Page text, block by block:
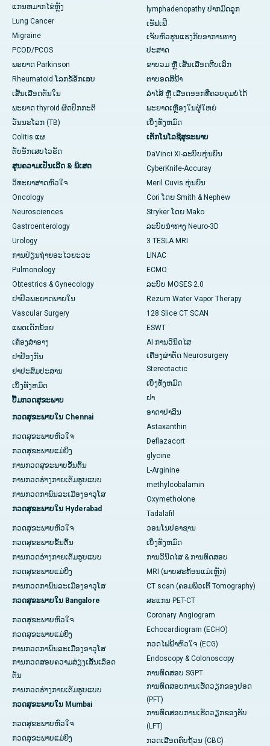
ແກນ​ຫມາກ​ໄຂ່​ຫຼັງ
Lung Cancer
Migraine
PCOD/PCOS
ພະຍາດ Parkinson
Rheumatoid ໂລກຂໍ້ອັກເສບ
ເສັ້ນເລືອດຕັນໃນ
ພະຍາດ thyroid ຜິດປົກກະຕິ
ວັນນະໂລກ (TB)
Colitis ແຜ
ຕັບອັກເສບໄວຣັດ
ສູນຄວາມເປັນເລີດ & ພິເສດ
ວິທະຍາສາດຫົວໃຈ
Oncology
Neurosciences
Gastroenterology
Urology
ການປ່ຽນຖ່າຍອະໄວຍະວະ
Pulmonology
Obtestrics & Gynecology
ຢາ​ປົວ​ພະ​ຍາດ​ພາຍ​ໃນ
Vascular Surgery
ແພດເດັກນ້ອຍ
ເຄື່ອງສໍາອາງ
ຢາປ້ອງກັນ
ຢາປະສົມປະສານ
ເບິ່ງທັງຫມົດ
ປື້ມກວດສຸຂະພາບ
ກວດສຸຂະພາບໃນ Chennai
ກວດສຸຂະພາບຫົວໃຈ
ກວດສຸຂະພາບແມ່ຍິງ
ການກວດສຸຂະພາບຂັ້ນຕົ້ນ
ການກວດຮ່າງກາຍເຕັມຮູບແບບ
ການກວດກາພົນລະເມືອງອາວຸໂສ
ກວດສຸຂະພາບໃນ Hyderabad
ກວດສຸຂະພາບຫົວໃຈ
ກວດສຸຂະພາບຂັ້ນຕົ້ນ
ການກວດຮ່າງກາຍເຕັມຮູບແບບ
ກວດສຸຂະພາບແມ່ຍິງ
ການກວດກາພົນລະເມືອງອາວຸໂສ
ກວດສຸຂະພາບໃນ Bangalore
ກວດສຸຂະພາບຫົວໃຈ
ກວດສຸຂະພາບແມ່ຍິງ
ການກວດກາພົນລະເມືອງອາວຸໂສ
ການກວດສອບຄວາມສ່ຽງເສັ້ນເລືອດ
ຕັນ
ການກວດຮ່າງກາຍເຕັມຮູບແບບ
ກວດສຸຂະພາບໃນ Mumbai
ກວດສຸຂະພາບຫົວໃຈ
ກວດສຸຂະພາບແມ່ຍິງ
lymphadenopathy ປາກມົດລູກ
ເອັຟເຟີ
ເຈັບຫົວຮຸນແຮງກັບອາການທາງ
ປະສາດ
ຂາບວມ ຫຼື ເສັ້ນເລືອດຕີບເລິກ
ຕາບອດສີຟ້າ
ລຳໄສ້ ຫຼື ເລືອດອອກທີ່ຄວບຄຸມບໍ່ໄດ້
ພະຍາດເຫຼືອງໃນຜູ້ໃຫຍ່
ເບິ່ງທັງຫມົດ
ເຕັກໂນໂລຊີສຸຂະພາບ
DaVinci XI-ລະບົບຫຸ່ນຍົນ
CyberKnife-Accuray
Meril Cuvis ຫຸ່ນຍົນ
Cori ໂດຍ Smith & Nephew
Stryker ໂດຍ Mako
ລະບົບນຳທາງ Neuro-3D
3 TESLA MRI
LINAC
ECMO
ລະບົບ MOSES 2.0
Rezum Water Vapor Therapy
128 Slice CT SCAN
ESWT
AI ການວິນິດໄສ
ເຄື່ອງຜ່າຕັດ Neurosurgery
Stereotactic
ເບິ່ງທັງຫມົດ
ຢາ
ອາດາປາລີນ
Astaxanthin
Deflazacort
glycine
L-Arginine
methylcobalamin
Oxymetholone
Tadalafil
ວອນໂນປຣາຊານ
ເບິ່ງທັງຫມົດ
ການວິນິດໄສ & ການທົດສອບ
MRI (ພາບສະທ້ອນແມ່ເຫຼັກ)
CT scan (ຄອມພິວເຕີ້ Tomography)
ສະແກນ PET-CT
Coronary Angiogram
Echocardiogram (ECHO)
ກວດໄຟຟ້າຫົວໃຈ (ECG)
Endoscopy & Colonoscopy
ການທົດສອບ SGPT
ການທົດສອບການເຮັດວຽກຂອງປອດ
(PFT)
ການທົດສອບການເຮັດວຽກຂອງຕັບ
(LFT)
ກວດເລືອດຄົບຖ້ວນ (CBC)